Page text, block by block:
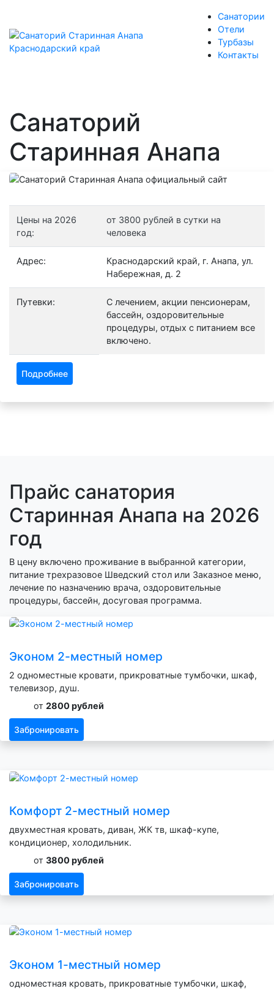
Санатории
Отели
Турбазы
Контакты
Санаторий
Старинная Анапа
Цены на 2026
год:
от 3800 рублей в сутки на
человека
Адрес:
Краснодарский край, г. Анапа, ул.
Набережная, д. 2
Путевки:
С лечением, акции пенсионерам,
бассейн, оздоровительные
процедуры, отдых с питанием все
включено.
Подробнее
Прайс санатория
Старинная Анапа на 2026
год
В цену включено проживание в выбранной категории,
питание трехразовое Шведский стол или Заказное меню,
лечение по назначению врача, оздоровительные
процедуры, бассейн, досуговая программа.
Эконом 2-местный номер
2 одноместные кровати, прикроватные тумбочки, шкаф,
телевизор, душ.
от 2800 рублей
Забронировать
Комфорт 2-местный номер
двухместная кровать, диван, ЖК тв, шкаф-купе,
кондиционер, холодильник.
от 3800 рублей
Забронировать
Эконом 1-местный номер
одноместная кровать, прикроватные тумбочки, шкаф,